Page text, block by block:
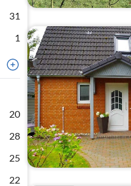
31
1
20
28
25
22